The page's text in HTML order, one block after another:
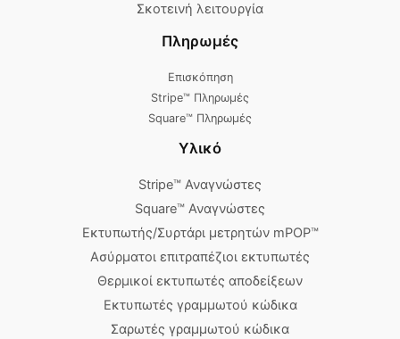
Σκοτεινή λειτουργία
Πληρωμές
Επισκόπηση
Stripe™ Πληρωμές
Square™ Πληρωμές
Υλικό
Stripe™ Αναγνώστες
Square™ Αναγνώστες
Εκτυπωτής/Συρτάρι μετρητών mPOP™
Ασύρματοι επιτραπέζιοι εκτυπωτές
Θερμικοί εκτυπωτές αποδείξεων
Εκτυπωτές γραμμωτού κώδικα
Σαρωτές γραμμωτού κώδικα